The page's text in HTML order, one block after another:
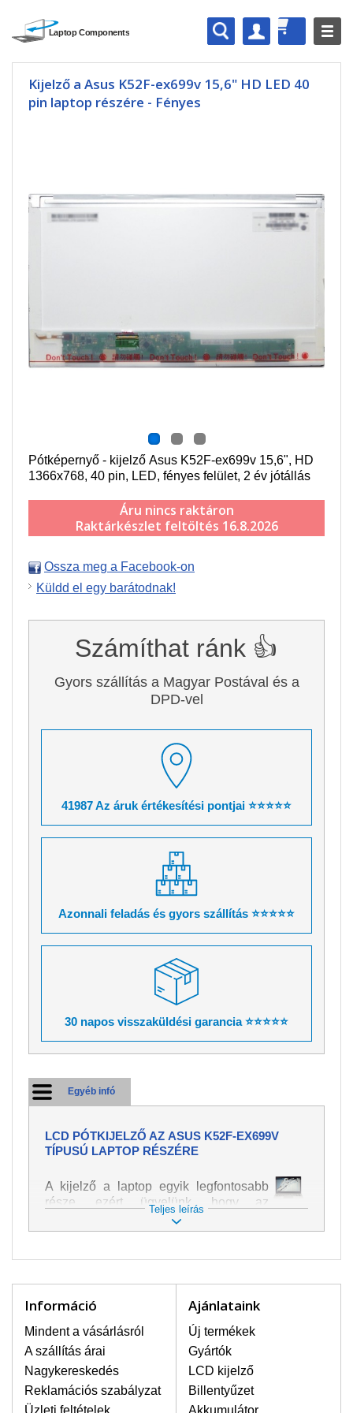
Kijelző a Asus K52F-ex699v 15,6" HD LED 40
pin laptop részére - Fényes
Pótképernyő - kijelző Asus K52F-ex699v 15,6", HD
1366x768, 40 pin, LED, fényes felület, 2 év jótállás
Áru nincs raktáron
Raktárkészlet feltöltés 16.8.2026
Ossza meg a Facebook-on
Küldd el egy barátodnak!
Számíthat ránk 👍
Gyors szállítás a Magyar Postával és a
DPD-vel
41987 Az áruk értékesítési pontjai ⭐⭐⭐⭐⭐
Azonnali feladás és gyors szállítás ⭐⭐⭐⭐⭐
30 napos visszaküldési garancia ⭐⭐⭐⭐⭐
Egyéb infó
LCD PÓTKIJELZŐ AZ ASUS K52F-EX699V
TÍPUSÚ LAPTOP RÉSZÉRE
A kijelző a laptop egyik legfontosabb
része, ezért ügyelünk, hogy az
pótalkatrész a legjobb minőségű
legyen. A kép és szöveg különféle
laptoppal legnagyobb óvatossággal
bekövetkezett sérülések közé a
mechanikai sérüléseket lehet besorolni,
mint pl. széttört vagy megrepedt kijelző.
Továbbá még a függőleges csíkozást,
kijelző sötétségét, villogását vagy
egyenetlen fényességét.
Teljes leírás
Információ
Mindent a vásárlásról
A szállítás árai
Nagykereskedés
Reklamációs szabályzat
Üzleti feltételek
Ajánlataink
Új termékek
Gyártók
LCD kijelző
Billentyűzet
Akkumulátor